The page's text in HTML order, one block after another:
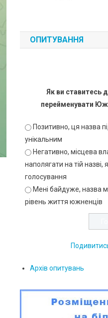
ОПИТУВАННЯ
Як ви ставитесь
перейменувати
Позитивно, ця назва
унікальним
Негативно, місцева
наполягати на тій назві,
голосування
Мені байдуже, назва
рівень життя южненців
Архів опитувань